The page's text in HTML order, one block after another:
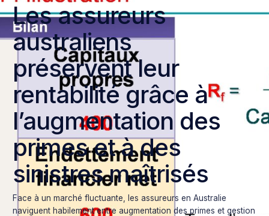
Les assureurs
australiens
préservent leur
rentabilité grâce à
l’augmentation des
primes et à des
sinistres maîtrisés
Face à un marché fluctuante, les assureurs en Australie
naviguent habilement entre augmentation des primes et gestion